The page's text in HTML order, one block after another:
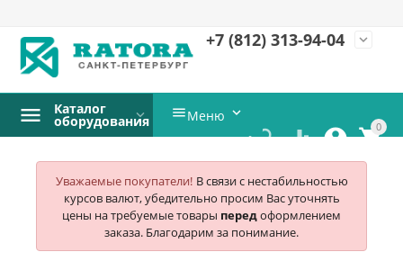
+7 (812) 313-94-04 expand_more
0


 
Каталог
оборудования Меню 
Уважаемые покупатели! В связи с нестабильностью
курсов валют, убедительно просим Вас уточнять
цены на требуемые товары передоформлением
заказа. Благодарим за понимание.